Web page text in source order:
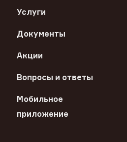
Услуги
Документы
Акции
Вопросы и ответы
Мобильное
приложение